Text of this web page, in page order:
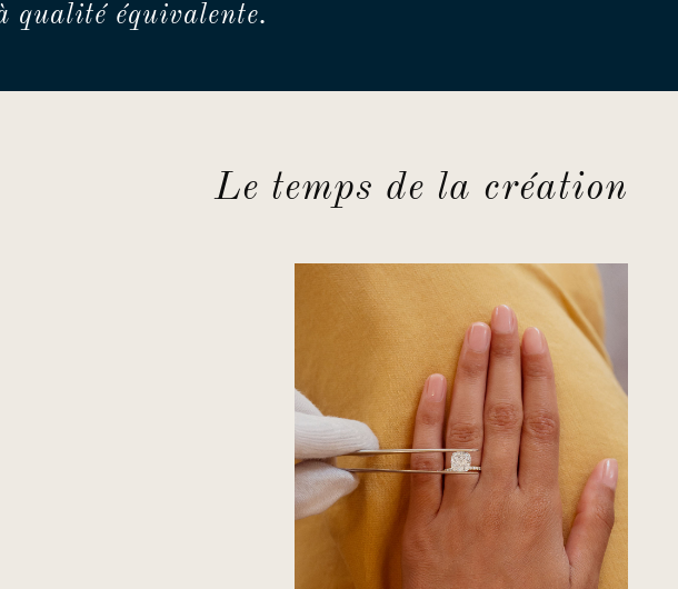
qualité équivalente.
Le temps de la création